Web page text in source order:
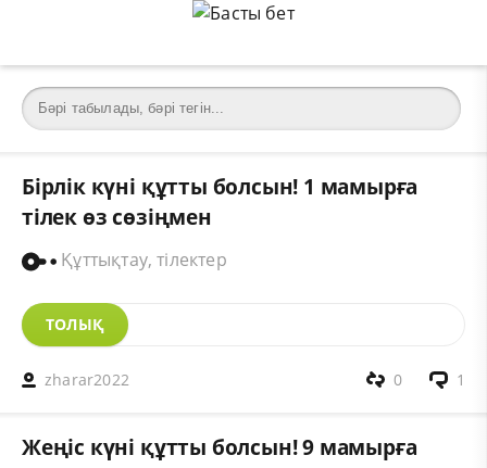
Бірлік күні құтты болсын! 1 мамырға
тілек өз сөзіңмен
Құттықтау, тілектер
ТОЛЫҚ
zharar2022 1
0
Жеңіс күні құтты болсын! 9 мамырға